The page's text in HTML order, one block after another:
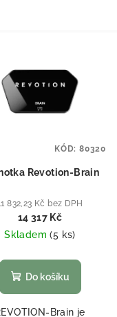
Revotion-Brain
832,23 Kč bez DPH
14 317 Kč
Skladem(5 ks)
Do košíku
Brain je
KÓD: 80320